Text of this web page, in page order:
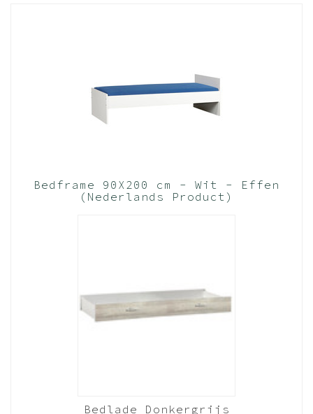
Bedframe 90X200 cm - Wit - Effen
(Nederlands Product)
Bedlade Donkergrijs